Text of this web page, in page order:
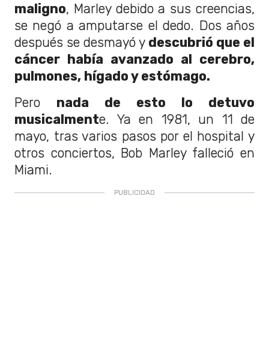
maligno, Marley debido a sus creencias,
se negó a amputarse el dedo. Dos años
después se desmayó y descubrió que el
cáncer había avanzado al cerebro,
pulmones, hígado y estómago.
Pero nada de esto lo detuvo
musicalmente. Ya en 1981, un 11 de
mayo, tras varios pasos por el hospital y
otros conciertos, Bob Marley falleció en
Miami.